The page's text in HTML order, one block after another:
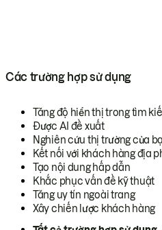
Các trường hợp sử dụng
Tăng độ hiển thị trong tìm
Được AI đề xuất
Nghiên cứu thị trường của
Kết nối với khách hàng địa
Tạo nội dung hấp dẫn
Khắc phục vấn đề kỹ thuật
Tăng uy tín ngoài trang
Xây chiến lược khách hàng